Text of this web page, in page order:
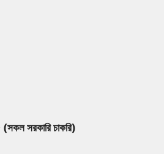
সরকারি চাকরি)